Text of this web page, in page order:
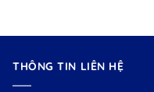
THÔNG TIN LIÊN HỆ